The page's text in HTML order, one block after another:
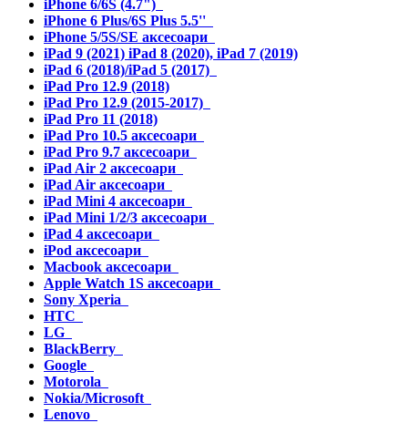
iPhone 6/6S (4.7")
iPhone 6 Plus/6S Plus 5.5''
iPhone 5/5S/SE аксесоари
iPad 9 (2021) iPad 8 (2020), iPad 7 (2019)
iPad 6 (2018)/iPad 5 (2017)
iPad Pro 12.9 (2018)
iPad Pro 12.9 (2015-2017)
iPad Pro 11 (2018)
iPad Pro 10.5 аксесоари
iPad Pro 9.7 аксесоари
iPad Air 2 аксесоари
iPad Air аксесоари
iPad Mini 4 аксесоари
iPad Mini 1/2/3 аксесоари
iPad 4 аксесоари
iPod аксесоари
Macbook аксесоари
Apple Watch 1S аксесоари
Sony Xperia
HTC
LG
BlackBerry
Google
Motorola
Nokia/Microsoft
Lenovo